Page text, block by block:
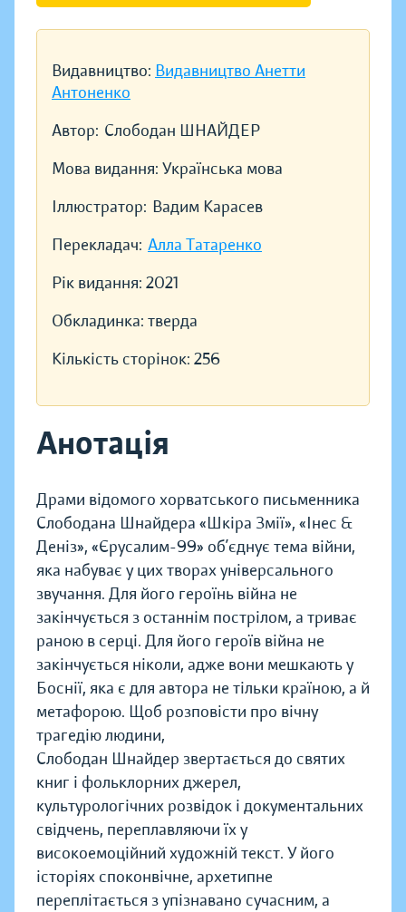
Видавництво: Видавництво Анетти
Антоненко
Автор: Слободан ШНАЙДЕР
Мова видання: Українська мова
Іллюстратор: Вадим Карасев
Перекладач: Алла Татаренко
Рік видання: 2021
Обкладинка: тверда
Кількість сторінок: 256
Анотація
Драми відомого хорватського письменника
Слободана Шнайдера «Шкіра Змії», «Інес &
Деніз», «Єрусалим-99» об’єднує тема війни,
яка набуває у цих творах універсального
звучання. Для його героїнь війна не
закінчується з останнім пострілом, а триває
раною в серці. Для його героїв війна не
закінчується ніколи, адже вони мешкають у
Боснії, яка є для автора не тільки країною, а й
метафорою. Щоб розповісти про вічну
трагедію людини,
Слободан Шнайдер звертається до святих
книг і фольклорних джерел,
культурологічних розвідок і документальних
свідчень, переплавляючи їх у
високоемоційний художній текст. У його
історіях споконвічне, архетипне
переплітається з упізнавано сучасним, а